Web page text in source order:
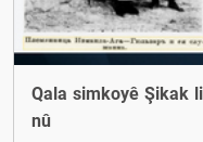
Qala simkoyê Şikak
nû